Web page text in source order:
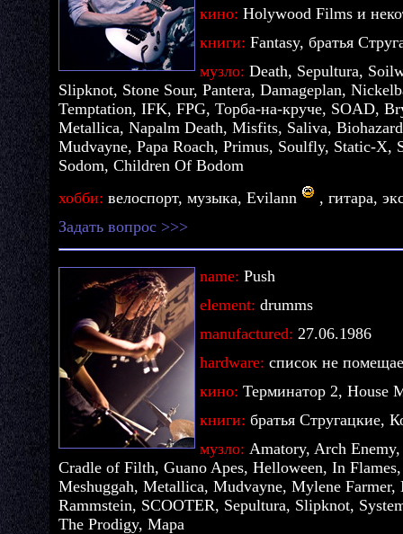
кино: Holywood Films и
книги: Fantasy, братья
музло: Death, Sepultura,
Slipknot, Stone Sour, Pantera, Damageplan,
Temptation, IFK, FPG, Торба-на-круче, SOAD,
Metallica, Napalm Death, Misfits, Saliva,
Mudvayne, Papa Roach, Primus, Soulfly, Static-X,
Sodom, Children Of Bodom
хобби: велоспорт, музыка, Evilann
, гитара,
Задать вопрос >>>
name: Push
element: drumms
manufactured: 27.06.1986
hardware: список не
кино: Терминатор 2, House
книги: братья Стругацкие,
музло: Amatory, Arch
Cradle of Filth, Guano Apes, Helloween, In
Meshuggah, Metallica, Mudvayne, Mylene
Rammstein, SCOOTER, Sepultura, Slipknot,
The Prodigy, Мара